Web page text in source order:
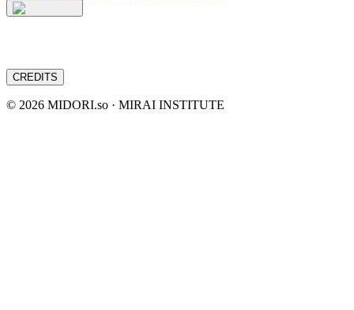
CREDITS
© 2026 MIDORI.so · MIRAI INSTITUTE